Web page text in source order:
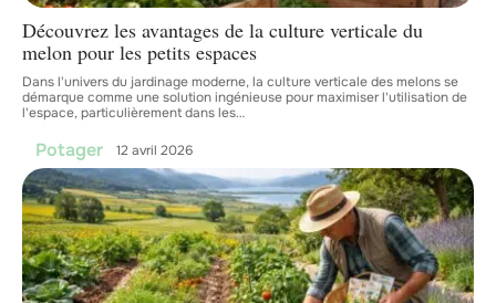
Découvrez les avantages de la culture verticale du
melon pour les petits espaces
Dans l'univers du jardinage moderne, la culture verticale des melons se
démarque comme une solution ingénieuse pour maximiser l'utilisation de
l'espace, particulièrement dans les…
Potager 12 avril 2026